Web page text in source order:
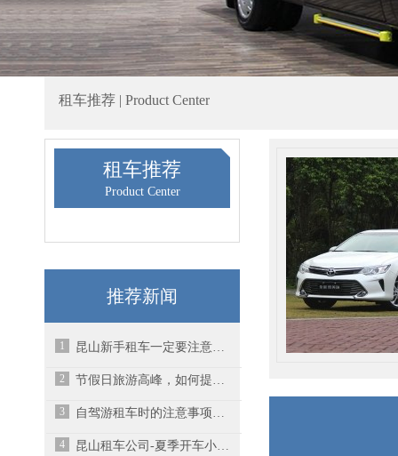
租车推荐 | Product Center
租车推荐
Product Center
推荐新闻
1 昆山新手租车一定要注意的几点
2 节假日旅游高峰，如何提前预订车辆？
3 自驾游租车时的注意事项有哪些？-昆山汽车租赁
4 昆山租车公司-夏季开车小贴士